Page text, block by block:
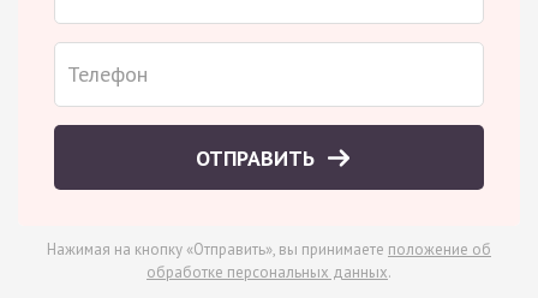
ОТПРАВИТЬ
Нажимая на кнопку «Отправить», вы принимаете положение об
обработке персональных данных.